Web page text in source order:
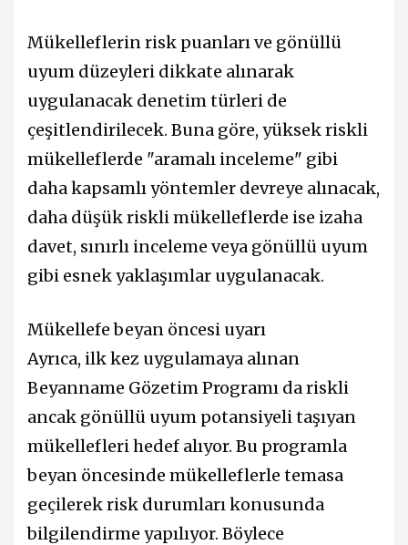
Mükelleflerin risk puanları ve gönüllü
uyum düzeyleri dikkate alınarak
uygulanacak denetim türleri de
çeşitlendirilecek. Buna göre, yüksek riskli
mükelleflerde "aramalı inceleme" gibi
daha kapsamlı yöntemler devreye alınacak,
daha düşük riskli mükelleflerde ise izaha
davet, sınırlı inceleme veya gönüllü uyum
gibi esnek yaklaşımlar uygulanacak.
Mükellefe beyan öncesi uyarı
Ayrıca, ilk kez uygulamaya alınan
Beyanname Gözetim Programı da riskli
ancak gönüllü uyum potansiyeli taşıyan
mükellefleri hedef alıyor. Bu programla
beyan öncesinde mükelleflerle temasa
geçilerek risk durumları konusunda
bilgilendirme yapılıyor. Böylece